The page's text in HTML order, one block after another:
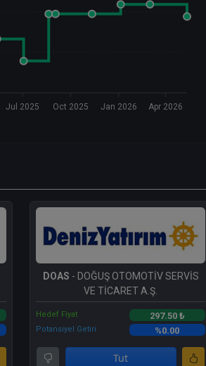
Jul 2025 Oct 2025 Jan 2026 Apr 2026
DOAS - DOĞUŞ OTOMOTİV SERVİS
VE TİCARET A.Ş.
Hedef Fiyat 297.50 ₺
Potansiyel Getiri %0.00
Tut